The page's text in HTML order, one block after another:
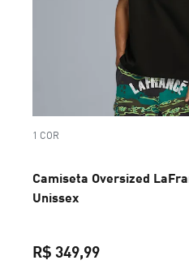
1 COR
Camiseta Oversized
Unissex
R$ 349,99